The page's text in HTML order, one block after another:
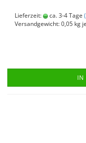
Lieferzeit: ca. 3-4 Tage
Versandgewicht:0,05 kg
IN